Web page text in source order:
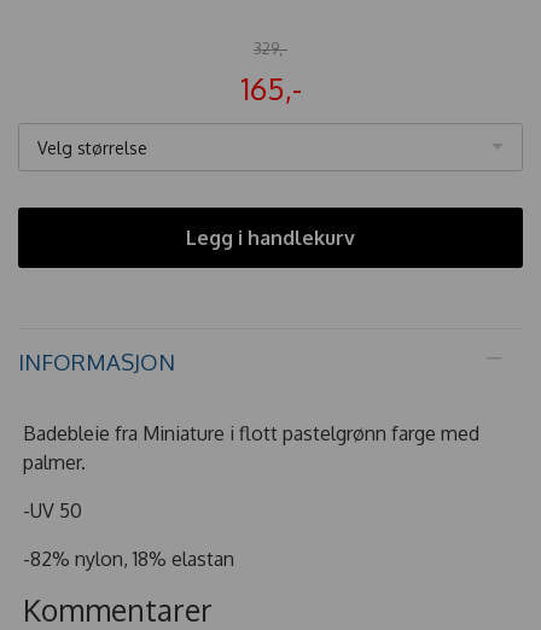
329,-
165,-
Velg størrelse
Legg i handlekurv
INFORMASJON
Badebleie fra Miniature i flott pastelgrønn farge med
palmer.
-UV 50
-82% nylon, 18% elastan
Kommentarer